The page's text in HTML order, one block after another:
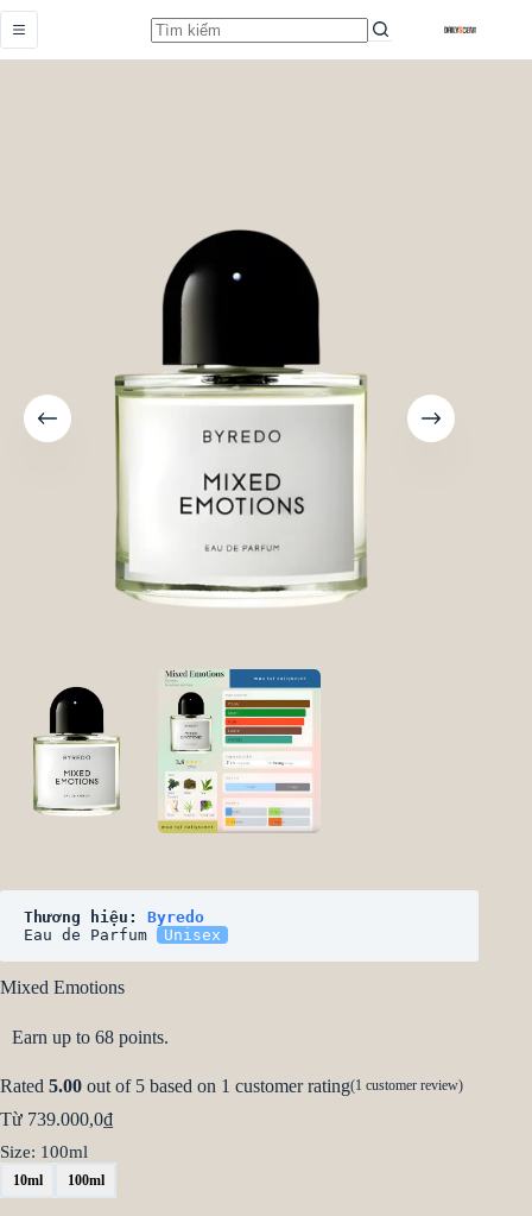
Thương hiệu: Byredo
Eau de Parfum
Unisex
Mixed Emotions
Earn up to 68 points.
Rated 5.00 out of 5 based on 1 customer rating(1 customer review)
Từ 739.000,0₫
Size: 100ml
10ml 100ml